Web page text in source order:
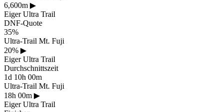
6,600m ▶
Eiger Ultra Trail
DNF-Quote
35%
Ultra-Trail Mt. Fuji
20% ▶
Eiger Ultra Trail
Durchschnittszeit
1d 10h 00m
Ultra-Trail Mt. Fuji
18h 00m ▶
Eiger Ultra Trail